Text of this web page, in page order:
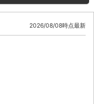
2026/08/08時点最新